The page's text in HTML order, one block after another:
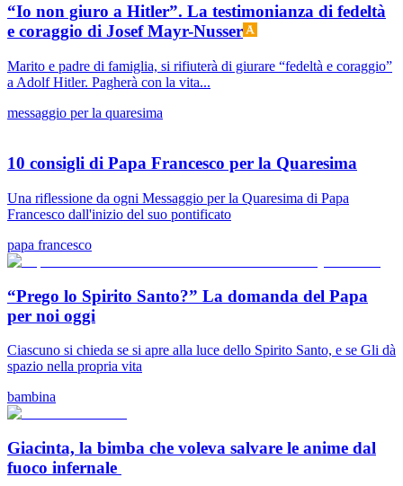
“Io non giuro a Hitler”. La testimonianza di fedeltà
e coraggio di Josef Mayr-Nusser
Marito e padre di famiglia, si rifiuterà di giurare “fedeltà e coraggio”
a Adolf Hitler. Pagherà con la vita...
messaggio per la quaresima
10 consigli di Papa Francesco per la Quaresima
Una riflessione da ogni Messaggio per la Quaresima di Papa
Francesco dall'inizio del suo pontificato
papa francesco
“Prego lo Spirito Santo?” La domanda del Papa
per noi oggi
Ciascuno si chieda se si apre alla luce dello Spirito Santo, e se Gli dà
spazio nella propria vita
bambina
Giacinta, la bimba che voleva salvare le anime dal
fuoco infernale